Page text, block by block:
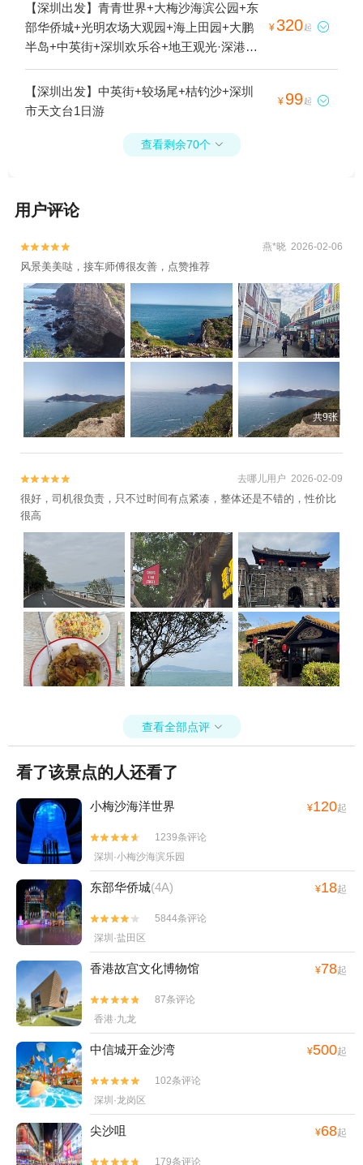
【深圳出发】青青世界+大梅沙海滨公园+东
部华侨城+光明农场大观园+海上田园+大鹏
半岛+中英街+深圳欢乐谷+地王观光·深港之
窗+锦绣中华民俗村+大鹏所城+小梅沙海滨
乐园+观澜山水田园文化园+西涌沙滩+小梅
沙海洋世界+金色海岸游艇+深圳野生动物园
圳鹿嘴山庄+较场尾+玫瑰海岸文化旅游度假
社+湾区之光摩天轮+西涌国际滨海旅游区
+深圳市天文台+金色海岸+光明区虹桥公园
+深圳鹿嘴山庄+较场尾海滩+欢乐海岸+地王
观光2日游
¥320起 
【深圳出发】中英街+较场尾+桔钓沙+深圳
市天文台1日游
¥ 99起 
查看剩余70个 
用户评论

 燕*晓 2026-02-06
风景美美哒，接车师傅很友善，点赞推荐
共9张

 去哪儿用户 2026-02-09
很好，司机很负责，只不过时间有点紧凑，整体还是不错的，性价比
很高
查看全部点评 
看了该景点的人还看了
小梅沙海洋世界 ¥120起


1239条评论
深圳·小梅沙海滨乐园
东部华侨城(4A) ¥18起


5844条评论
深圳·盐田区
香港故宫文化博物馆 ¥78起


87条评论
香港·九龙
中信城开金沙湾 ¥500起


102条评论
深圳·龙岗区
尖沙咀 ¥68起

 179条评论